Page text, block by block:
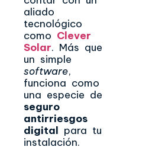
aliado
tecnológico
como Clever
Solar. Más que
un simple
software,
funciona como
una especie de
seguro
antirriesgos
digital para tu
instalación.